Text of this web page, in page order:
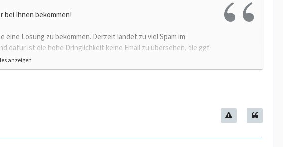
bei Ihnen bekommen!
Lösung zu bekommen. Derzeit landet zu viel Spam im
dafür ist die hohe Dringlichkeit keine Email zu übersehen, die ggf.
einfach an jemand anderes vergeben. Das ist in der Branche so
anzeigen